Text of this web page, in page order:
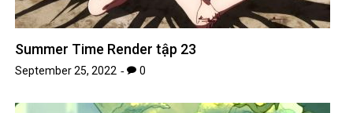
Summer Time Render tập 23
September 25, 2022 0